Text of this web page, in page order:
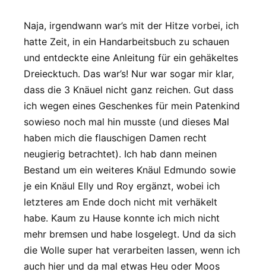
Naja, irgendwann war’s mit der Hitze vorbei, ich
hatte Zeit, in ein Handarbeitsbuch zu schauen
und entdeckte eine Anleitung für ein gehäkeltes
Dreiecktuch. Das war’s! Nur war sogar mir klar,
dass die 3 Knäuel nicht ganz reichen. Gut dass
ich wegen eines Geschenkes für mein Patenkind
sowieso noch mal hin musste (und dieses Mal
haben mich die flauschigen Damen recht
neugierig betrachtet). Ich hab dann meinen
Bestand um ein weiteres Knäul Edmundo sowie
je ein Knäul Elly und Roy ergänzt, wobei ich
letzteres am Ende doch nicht mit verhäkelt
habe. Kaum zu Hause konnte ich mich nicht
mehr bremsen und habe losgelegt. Und da sich
die Wolle super hat verarbeiten lassen, wenn ich
auch hier und da mal etwas Heu oder Moos